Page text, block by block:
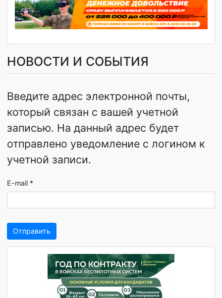
НОВОСТИ И СОБЫТИЯ
Введите адрес электронной почты,
который связан с вашей учетной
записью. На данный адрес будет
отправлено уведомление с логином к
учетной записи.
E-mail*
Отправить